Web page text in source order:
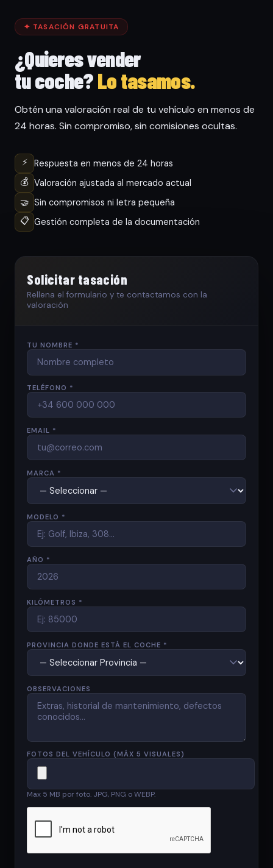
✦ TASACIÓN GRATUITA
¿Quieres vender
tu coche?Lo tasamos.
Obtén una valoración real de tu vehículo en menos de
24 horas. Sin compromiso, sin comisiones ocultas.
⚡
Respuesta en menos de 24 horas
💰 Valoración ajustada al mercado actual
🤝 Sin compromisos ni letra pequeña
📋 Gestión completa de la documentación
Solicitar tasación
Rellena el formulario y te contactamos con la
valoración
TU NOMBRE *
TELÉFONO *
EMAIL *
MARCA *
MODELO *
AÑO *
KILÓMETROS *
PROVINCIA DONDE ESTÁ EL COCHE *
OBSERVACIONES
FOTOS DEL VEHÍCULO (MÁX 5 VISUALES)
Max 5 MB por foto. JPG, PNG o WEBP.